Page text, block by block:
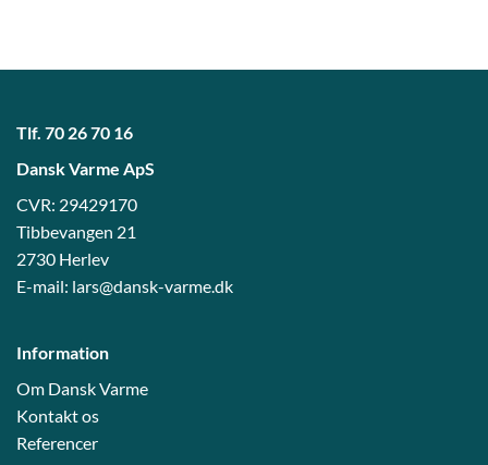
Tlf. 70 26 70 16
Dansk Varme ApS
CVR: 29429170
Tibbevangen 21
2730 Herlev
E-mail: lars@dansk-varme.dk
Information
Om Dansk Varme
Kontakt os
Referencer